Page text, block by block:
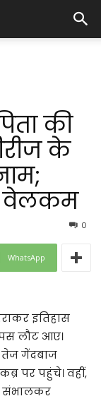
की
के
वेलकम
0
WhatsApp
इतिहास
लौट आए।
तेज गेंदबाज
पर पहुंचे। वहीं,
संभालकर